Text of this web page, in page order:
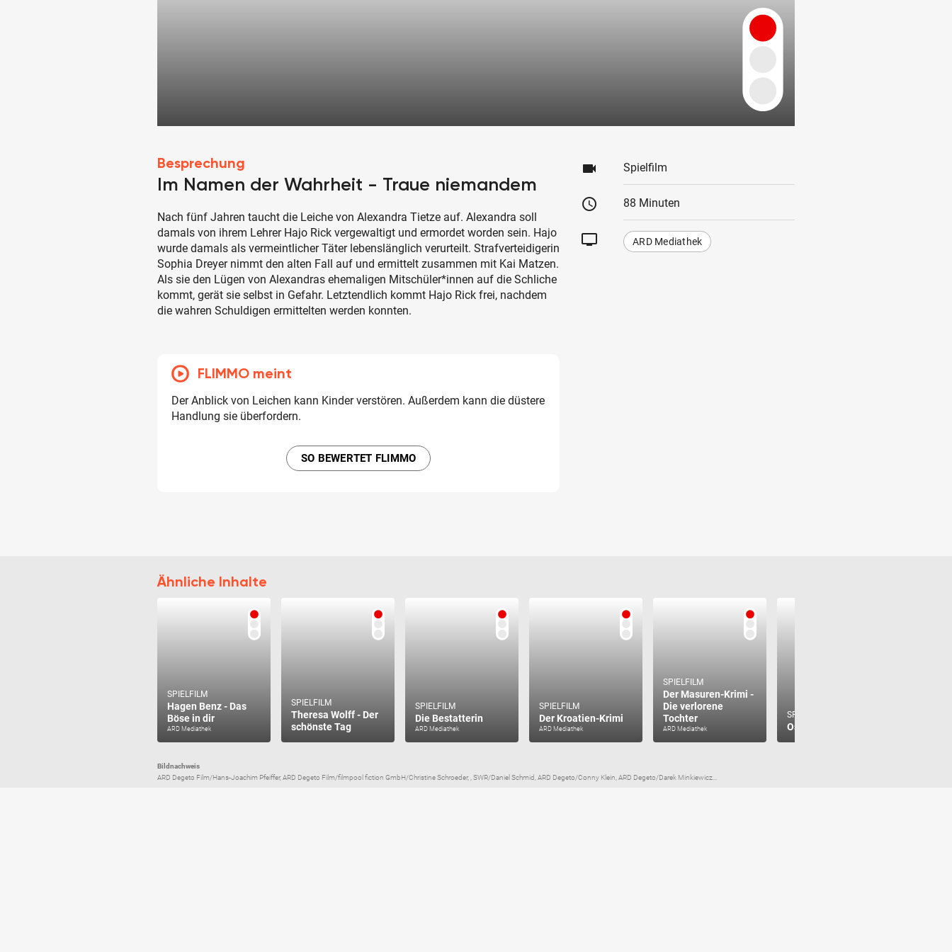
Besprechung
Im Namen der Wahrheit - Traue niemandem
Nach fünf Jahren taucht die Leiche von Alexandra Tietze auf. Alexandra soll
damals von ihrem Lehrer Hajo Rick vergewaltigt und ermordet worden sein. Hajo
wurde damals als vermeintlicher Täter lebenslänglich verurteilt. Strafverteidigerin
Sophia Dreyer nimmt den alten Fall auf und ermittelt zusammen mit Kai Matzen.
Als sie den Lügen von Alexandras ehemaligen Mitschüler*innen auf die Schliche
kommt, gerät sie selbst in Gefahr. Letztendlich kommt Hajo Rick frei, nachdem
die wahren Schuldigen ermittelten werden konnten.
FLIMMO meint
Der Anblick von Leichen kann Kinder verstören. Außerdem kann die düstere
Handlung sie überfordern.
SO BEWERTET FLIMMO
videocam Spielfilm
schedule 88 Minuten
tv ARD Mediathek
Ähnliche Inhalte
SPIELFILM
Hagen Benz - Das
Böse in dir
ARD Mediathek
SPIELFILM
Theresa Wolff - Der
schönste Tag
SPIELFILM
Die Bestatterin
ARD Mediathek
SPIELFILM
Der Kroatien-Krimi
ARD Mediathek
SPIELFILM
Der Masuren-Krimi -
Die verlorene
Tochter
ARD Mediathek
SPIELFILM
Ostfriesensünde
Bildnachweis
ARD Degeto Film/Hans-Joachim Pfeiffer, ARD Degeto Film/filmpool fiction GmbH/Christine Schroeder, , SWR/Daniel Schmid, ARD Degeto/Conny Klein, ARD Degeto/Darek Minkiewicz...